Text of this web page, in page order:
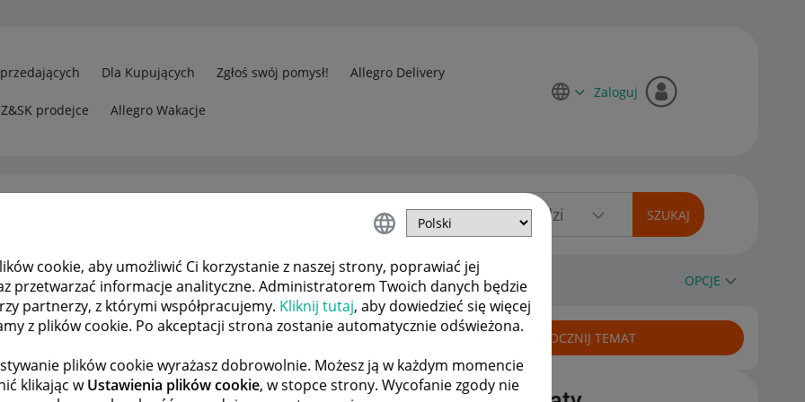
cookie, aby umożliwić Ci korzystanie z naszej strony, poprawiać jej
przetwarzać informacje analityczne. Administratorem Twoich danych będzie
partnerzy, z którymi współpracujemy. Kliknij tutaj, aby dowiedzieć się więcej
z plików cookie. Po akceptacji strona zostanie automatycznie odświeżona.
plików cookie wyrażasz dobrowolnie. Możesz ją w każdym momencie
klikając wUstawienia plików cookie, w stopce strony. Wycofanie zgody nie
Dla Kupujących Zgłoś swój pomysł! Allegro Delivery
prodejce Allegro Wakacje
Zaloguj
zakup towaru OPCJE
POPRZEDNIA NASTĘPNA
ROZPOCZNIJ TEMAT